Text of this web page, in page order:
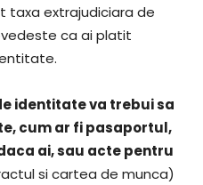
taxa extrajudiciara de
ca ai platit
identitate va trebui sa
cum ar fi pasaportul,
ai, sau acte pentru
si cartea de munca)